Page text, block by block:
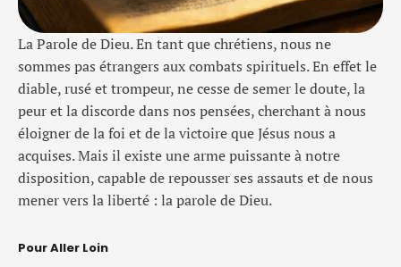
La Parole de Dieu. En tant que chrétiens, nous ne
sommes pas étrangers aux combats spirituels. En effet le
diable, rusé et trompeur, ne cesse de semer le doute, la
peur et la discorde dans nos pensées, cherchant à nous
éloigner de la foi et de la victoire que Jésus nous a
acquises. Mais il existe une arme puissante à notre
disposition, capable de repousser ses assauts et de nous
mener vers la liberté : la parole de Dieu.
Pour Aller Loin